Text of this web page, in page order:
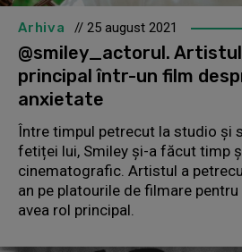
Arhiva // 25 august 2021
@smiley_actorul.
principal într-un film
anxietate
Între timpul petrecut la studio și
fetiței lui, Smiley și-a făcut timp
cinematografic. Artistul a
an pe platourile de filmare
avea rol principal.